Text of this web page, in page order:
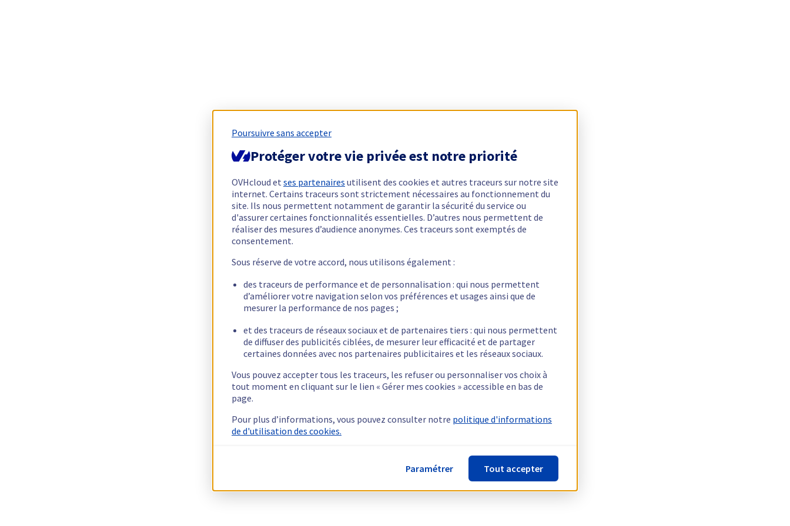
Poursuivre sans accepter
Protéger votre vie privée est notre priorité
OVHcloud et ses partenaires utilisent des cookies et autres traceurs sur notre site
internet. Certains traceurs sont strictement nécessaires au fonctionnement du
site. Ils nous permettent notamment de garantir la sécurité du service ou
d'assurer certaines fonctionnalités essentielles. D’autres nous permettent de
réaliser des mesures d’audience anonymes. Ces traceurs sont exemptés de
consentement.
Sous réserve de votre accord, nous utilisons également :
des traceurs de performance et de personnalisation : qui nous permettent
d’améliorer votre navigation selon vos préférences et usages ainsi que de
mesurer la performance de nos pages ;
et des traceurs de réseaux sociaux et de partenaires tiers : qui nous permettent
de diffuser des publicités ciblées, de mesurer leur efficacité et de partager
certaines données avec nos partenaires publicitaires et les réseaux sociaux.
Vous pouvez accepter tous les traceurs, les refuser ou personnaliser vos choix à
tout moment en cliquant sur le lien « Gérer mes cookies » accessible en bas de
page.
Pour plus d’informations, vous pouvez consulter notre politique d'informations
de d'utilisation des cookies.
Paramétrer Tout accepter